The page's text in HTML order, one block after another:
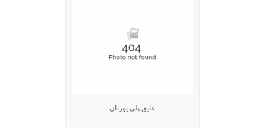
عایق پلی یورتان